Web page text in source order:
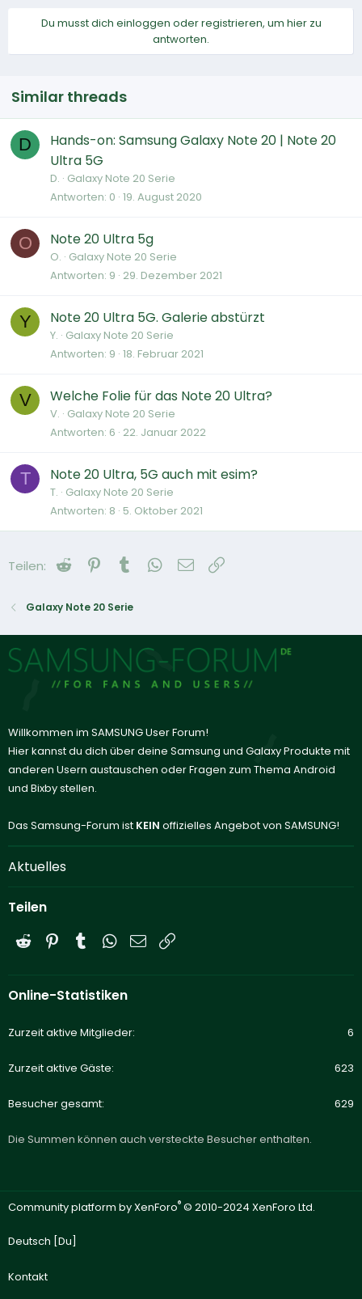
Du musst dich einloggen oder registrieren, um hier zu
antworten.
Similar threads
D
Hands-on: Samsung Galaxy Note 20 | Note 20
Ultra 5G
D. Galaxy Note 20 Serie
Antworten 0 19. August 2020
O Note 20 Ultra 5g
O. Galaxy Note 20 Serie
Antworten 9 29. Dezember 2021
Y Note 20 Ultra 5G. Galerie abstürzt
Y. Galaxy Note 20 Serie
Antworten 9 18. Februar 2021
V Welche Folie für das Note 20 Ultra?
V. Galaxy Note 20 Serie
Antworten 6 22. Januar 2022
T Note 20 Ultra, 5G auch mit esim?
T. Galaxy Note 20 Serie
Antworten 8 5. Oktober 2021
Teilen: Reddit Pinterest
Tumblr WhatsApp
E-Mail
Galaxy Note 20 Serie
Willkommen im SAMSUNG User Forum!
Hier kannst du dich über deine Samsung und Galaxy Produkte mit
anderen Usern austauschen oder Fragen zum Thema Android
und Bixby stellen.
Das Samsung-Forum ist KEIN offizielles Angebot von SAMSUNG!
Aktuelles
Teilen
Reddit PinterestTumblrWhatsApp
E-Mail
Online-Statistiken
Zurzeit aktive Mitglieder 6
Zurzeit aktive Gäste 623
Besucher gesamt 629
Die Summen können auch versteckte Besucher enthalten.
Community platform by XenForo® © 2010-2024 XenForo Ltd.
Deutsch [Du]
Kontakt